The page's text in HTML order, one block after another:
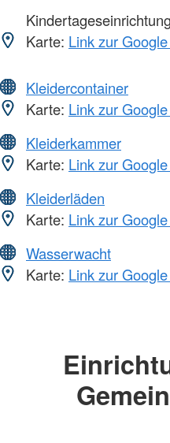
Kindertageseinrichtung
Karte: Link zur
Kleidercontainer
Karte: Link zur
Kleiderkammer
Karte: Link zur
Kleiderläden
Karte: Link zur
Wasserwacht
Karte: Link zur